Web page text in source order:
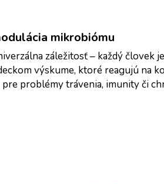
mikrobiómu
záležitosť – každý človek
výskume, ktoré reagujú na
problémy trávenia, imunity či